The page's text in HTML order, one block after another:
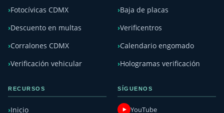
Fotocívicas CDMX
Descuento en multas
Corralones CDMX
Verificación vehicular
Baja de placas
Verificentros
Calendario engomado
Hologramas verificación
RECURSOS
Inicio
SÍGUENOS
YouTube